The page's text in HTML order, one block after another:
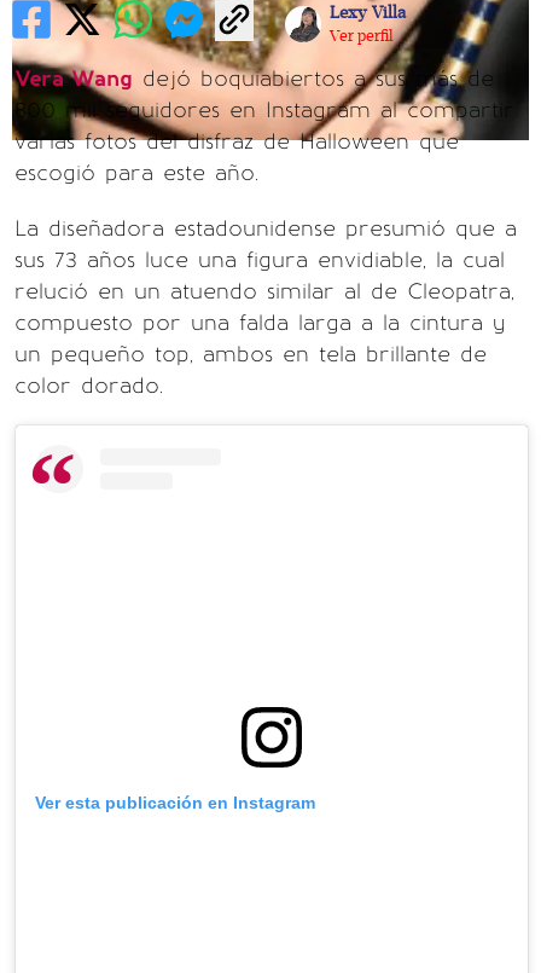
Lexy Villa
Ver perfil
Vera Wang dejó boquiabiertos a sus más de
800 mil seguidores en Instagram al compartir
varias fotos del disfraz de Halloween que
escogió para este año.
La diseñadora estadounidense presumió que a
sus 73 años luce una figura envidiable, la cual
relució en un atuendo similar al de Cleopatra,
compuesto por una falda larga a la cintura y
un pequeño top, ambos en tela brillante de
color dorado.
Ver esta publicación en Instagram